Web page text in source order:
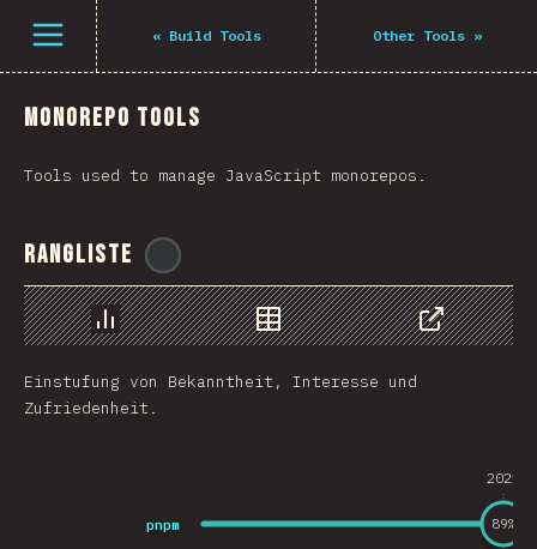
Öffne Menü « Build Tools Other Tools»
Monorepo Tools
Tools used to manage JavaScript monorepos.
Rangliste
Chart Data
Share
Einstufung von Bekanntheit, Interesse und
Zufriedenheit.
2021
pnpm 89%
Navigated to The State of JS 2021